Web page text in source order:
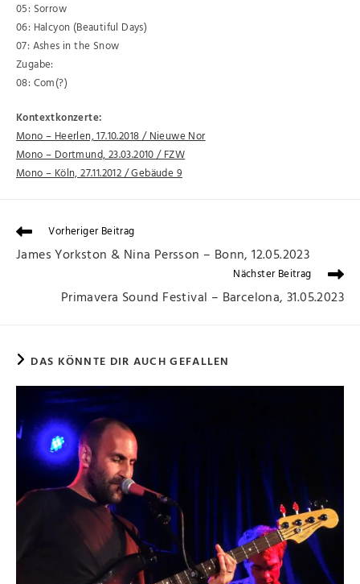
05: Sorrow
06: Halcyon (Beautiful Days)
07: Ashes in the Snow
Zugabe:
08: Com(?)
Kontextkonzerte:
Mono – Heerlen, 17.10.2018 / Nieuwe Nor
Mono – Dortmund, 23.03.2010 / FZW
Mono – Köln, 27.11.2012 / Gebäude 9
Vorheriger Beitrag
James Yorkston & Nina Persson – Bonn, 12.05.2023
Nächster Beitrag
Primavera Sound Festival – Barcelona, 31.05.2023
DAS KÖNNTE DIR AUCH GEFALLEN